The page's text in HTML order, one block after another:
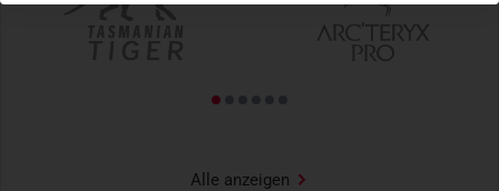
Alle anzeigen